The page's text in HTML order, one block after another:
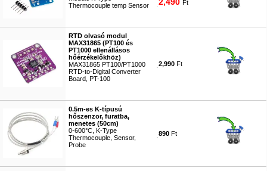
Thermocouple temp Sensor
Ft
RTD olvasó modul
MAX31865 (PT100 és
PT1000 ellenállásos
hőérzékelőkhöz)
MAX31865 PT100/PT1000
RTD-to-Digital Converter
Board, PT-100
2,990 Ft
0.5m-es K-típusú
hőszenzor, furatba,
menetes (50cm)
0-600°C, K-Type
Thermocouple, Sensor,
Probe
890 Ft